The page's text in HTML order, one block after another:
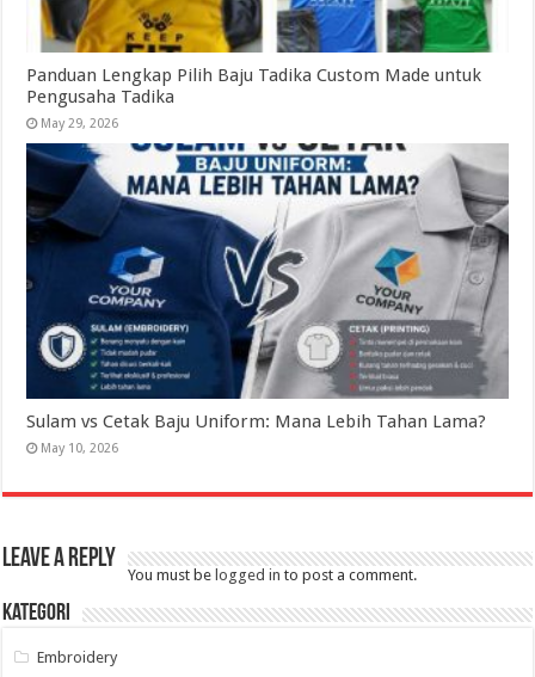
Panduan Lengkap Pilih Baju Tadika Custom Made untuk
Pengusaha Tadika
May 29, 2026
Sulam vs Cetak Baju Uniform: Mana Lebih Tahan Lama?
May 10, 2026
Leave a Reply
You must be logged in to post a comment.
Kategori
Embroidery